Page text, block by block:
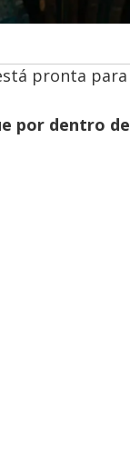
pronta para
por dentro de